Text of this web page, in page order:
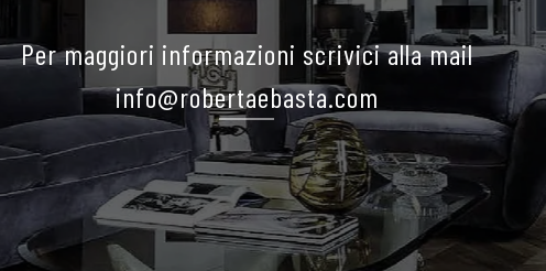
Per maggiori informazioni scrivici alla mail
info@robertaebasta.com